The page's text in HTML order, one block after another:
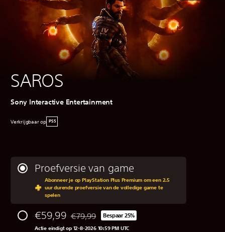
SAROS
Sony Interactive Entertainment
Verkrijgbaar op PS5
Proefversie van game
Abonneer je op PlayStation Plus Premium om een 2.5
uur durende proefversie van de volledige game te
spelen
€59,99 Korting ten opzichte van de oorspronkelijke
€79,99 Bespaar 25%
Actie eindigt op 12-8-2026 10:59 PM UTC